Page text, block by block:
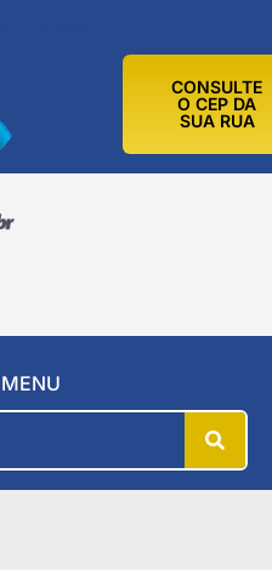
CONSULTE
O CEP DA
SUA RUA
MENU